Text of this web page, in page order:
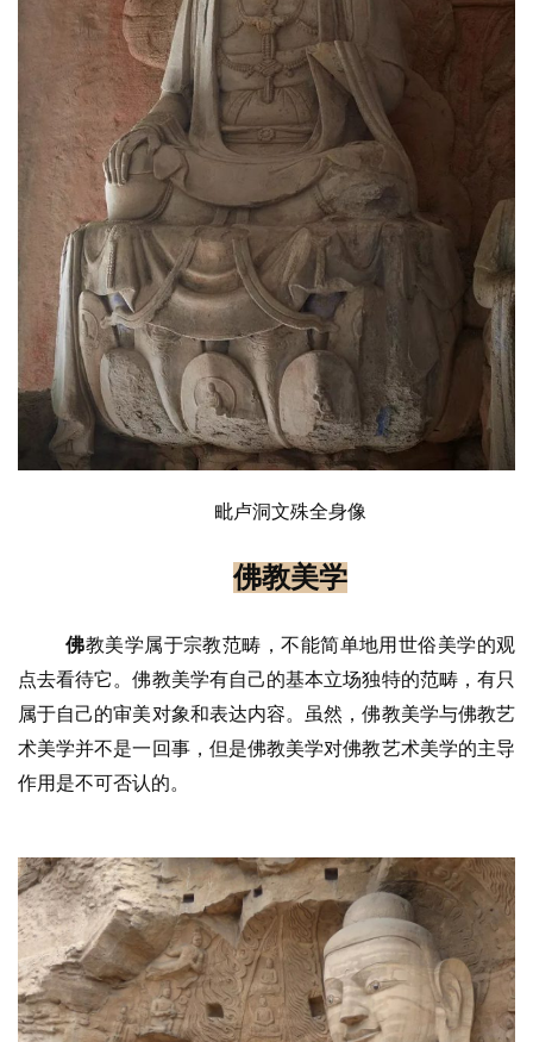
毗卢洞文殊全身像
佛教美学
佛教美学属于宗教范畴，不能简单地用世俗美学的观
点去看待它。佛教美学有自己的基本立场独特的范畴，有只
属于自己的审美对象和表达内容。虽然，佛教美学与佛教艺
术美学并不是一回事，但是佛教美学对佛教艺术美学的主导
作用是不可否认的。